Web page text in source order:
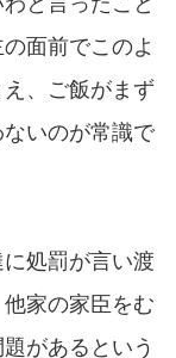
面前でこのよ
、ご飯がまず
いのが常識で
処罰が言い渡
家の家臣をむ
があるという